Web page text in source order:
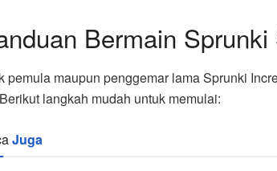
Bermain
pemula maupun penggemar lama Sprunki
langkah mudah untuk memulai:
Juga